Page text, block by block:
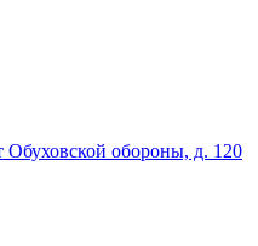
Обуховской обороны, д. 120